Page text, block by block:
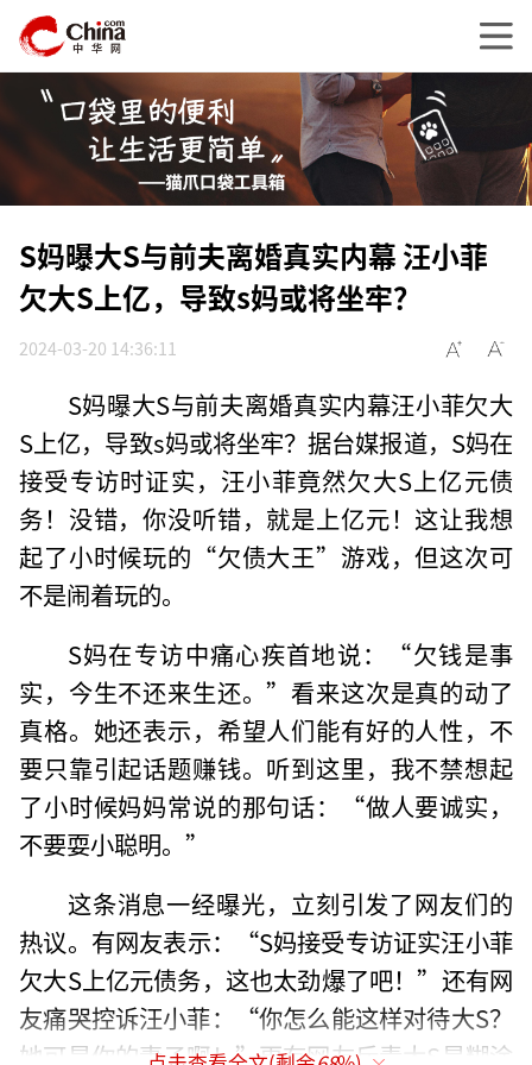
S妈曝大S与前夫离婚真实内幕 汪小菲
欠大S上亿，导致s妈或将坐牢？
2024-03-20 14:36:11
S妈曝大S与前夫离婚真实内幕汪小菲欠大
S上亿，导致s妈或将坐牢？据台媒报道，S妈在
接受专访时证实，汪小菲竟然欠大S上亿元债
务！没错，你没听错，就是上亿元！这让我想
起了小时候玩的“欠债大王”游戏，但这次可
不是闹着玩的。
S妈在专访中痛心疾首地说：“欠钱是事
实，今生不还来生还。”看来这次是真的动了
真格。她还表示，希望人们能有好的人性，不
要只靠引起话题赚钱。听到这里，我不禁想起
了小时候妈妈常说的那句话：“做人要诚实，
不要耍小聪明。”
这条消息一经曝光，立刻引发了网友们的
热议。有网友表示：“S妈接受专访证实汪小菲
欠大S上亿元债务，这也太劲爆了吧！”还有网
友痛哭控诉汪小菲：“你怎么能这样对待大S？
她可是你的妻子啊！”更有网友斥责大S是糊涂